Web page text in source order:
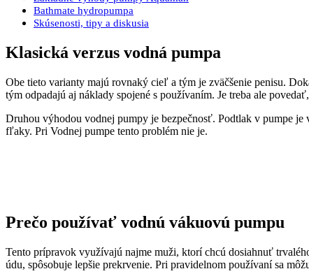
Bathmate hydropumpa
Skúsenosti, tipy a diskusia
Klasická verzus vodná pumpa
Obe tieto varianty majú rovnaký cieľ a tým je zväčšenie penisu.
tým odpadajú aj náklady spojené s používaním. Je treba ale
Druhou výhodou vodnej pumpy je bezpečnosť. Podtlak v pumpe je
fľaky. Pri Vodnej pumpe tento problém nie je.
Prečo používať vodnú vákuovú pumpu
Tento prípravok využívajú najme muži, ktorí chcú dosiahnuť
údu, spôsobuje lepšie prekrvenie. Pri pravidelnom používaní sa